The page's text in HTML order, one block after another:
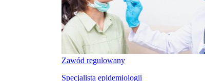
Zawód regulowany
Specjalista epidemiologii